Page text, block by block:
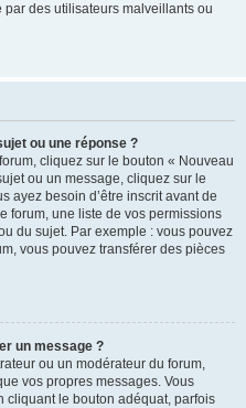
des utilisateurs malveillants ou
ou une réponse ?
cliquez sur le bouton « Nouveau
ou un message, cliquez sur le
ayez besoin d’être inscrit avant de
forum, une liste de vos permissions
du sujet. Par exemple : vous pouvez
vous pouvez transférer des pièces
un message ?
ou un modérateur du forum,
vos propres messages. Vous
cliquant le bouton adéquat, parfois